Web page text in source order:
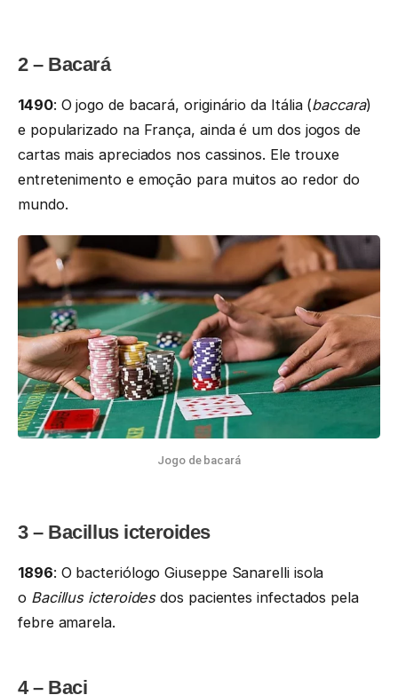
2 – Bacará
1490: O jogo de bacará, originário da Itália (baccara)
e popularizado na França, ainda é um dos jogos de
cartas mais apreciados nos cassinos. Ele trouxe
entretenimento e emoção para muitos ao redor do
mundo.
Jogo de bacará
3 – Bacillus icteroides
1896: O bacteriólogo Giuseppe Sanarelli isola
o Bacillus icteroidesdos pacientes infectados pela
febre amarela.
4 – Baci